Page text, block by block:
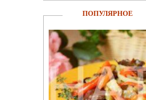
ПОПУЛЯРНОЕ